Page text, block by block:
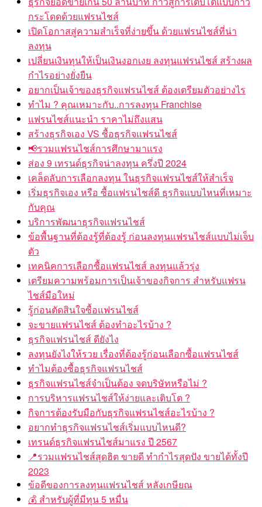
กระโดดด้วยแฟรนไชส์
เปิดโอกาสสู่ความสำเร็จที่ง่ายขึ้น ด้วยแฟรนไชส์ที่น่า
ลงทุน
เปลี่ยนเงินทุนให้เป็นเงินงอกเงย ลงทุนแฟรนไชส์ สร้างผล
กำไรอย่างยั่งยืน
อยากเป็นเจ้าของธุรกิจแฟรนไชส์ ต้องเตรียมตัวอย่างไร
ทำไม ? คุณเหมาะกับ..การลงทุน Franchise
แฟรนไชส์แนะนำ ราคาไม่ถึงแสน
สร้างธุรกิจเอง VS ซื้อธุรกิจแฟรนไชส์
📢รวมแฟรนไชส์การศึกษามาแรง
ส่อง 9 เทรนด์ธุรกิจน่าลงทุน ครึ่งปี 2024
เคล็ดลับการเลือกลงทุน ในธุรกิจแฟรนไชส์ให้สำเร็จ
เริ่มธุรกิจเอง หรือ ซื้อแฟรนไชส์ดี ธุรกิจแบบไหนที่เหมาะ
กับคุณ
บริการพัฒนาธุรกิจแฟรนไชส์
ข้อพื้นฐานที่ต้องรู้ที่ต้องรู้ ก่อนลงทุนแฟรนไชส์แบบไม่เจ็บ
ตัว
เทคนิคการเลือกซื้อแฟรนไชส์ ลงทุนแล้วรุ่ง
เตรียมความพร้อมการเป็นเจ้าของกิจการ สำหรับแฟรน
ไชส์มือใหม่
รู้ก่อนตัดสินใจซื้อแฟรนไชส์
จะขายแฟรนไชส์ ต้องทำอะไรบ้าง ?
ธุรกิจแฟรนไชส์ ดียังไง
ลงทุนยังไงให้รวย เรื่องที่ต้องรู้ก่อนเลือกซื้อแฟรนไชส์
ทำไมต้องซื้อธุรกิจแฟรนไชส์
ธุรกิจแฟรนไชส์จำเป็นต้อง จดบริษัทหรือไม่ ?
การบริหารแฟรนไชส์ให้ง่ายและเติบโต ?
กิจการต้องรับมือกับธุรกิจแฟรนไชส์อะไรบ้าง ?
อยากทำธุรกิจแฟรนไชส์เริ่มแบบไหนดี?
เทรนด์ธุรกิจแฟรนไชส์มาแรง ปี 2567
📍รวมแฟรนไชส์สุดฮิต ขายดี ทำกำไรสุดปัง ขายได้ทั้งปี
2023
ข้อดีของการลงทุนแฟรนไชส์ หลังเกษียณ
💰 สำหรับผู้ที่มีทุน 5 หมื่น